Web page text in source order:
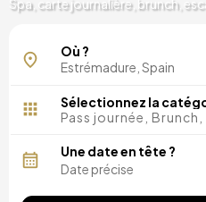
Spa, carte journalière, brunch,
Badajoz
Caceres
Où ?
Sélectionnez la
Pass journée, Brunch,
Une date en tête ?